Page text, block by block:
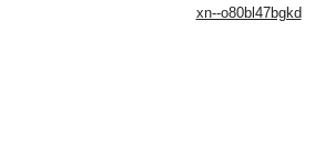
xn--o80bl47bgkd